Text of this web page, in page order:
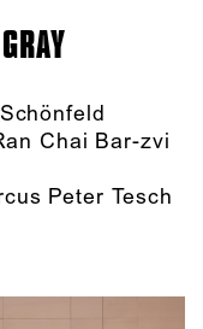
Chai Bar-zvi
Peter Tesch